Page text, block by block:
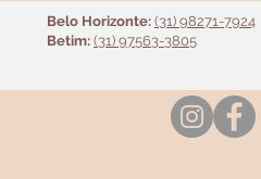
Belo Horizonte: (31) 98271-7924
Betim: (31) 97563-3805